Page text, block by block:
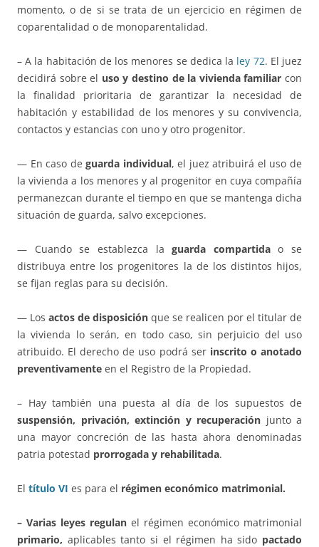
momento, o de si se trata de un ejercicio en régimen de
coparentalidad o de monoparentalidad.
– A la habitación de los menores se dedica la ley 72. El juez
decidirá sobre el uso y destino de la vivienda familiar con
la finalidad prioritaria de garantizar la necesidad de
habitación y estabilidad de los menores y su convivencia,
contactos y estancias con uno y otro progenitor.
— En caso deguarda individual, el juez atribuirá el uso de
la vivienda a los menores y al progenitor en cuya compañía
permanezcan durante el tiempo en que se mantenga dicha
situación de guarda, salvo excepciones.
— Cuando se establezca laguarda compartidao se
distribuya entre los progenitores la de los distintos hijos,
se fijan reglas para su decisión.
— Los actos de disposición que se realicen por el titular de
la vivienda lo serán, en todo caso, sin perjuicio del uso
atribuido. El derecho de uso podrá ser inscrito o anotado
preventivamente en el Registro de la Propiedad.
– Hay también una puesta al día de los supuestos de
suspensión, privación, extinción y recuperación junto a
una mayor concreción de las hasta ahora denominadas
patria potestad prorrogada y rehabilitada.
El título VI es para el régimen económico matrimonial.
– Varias leyes regulan el régimen económico matrimonial
primario, aplicables tanto si el régimen ha sido pactado